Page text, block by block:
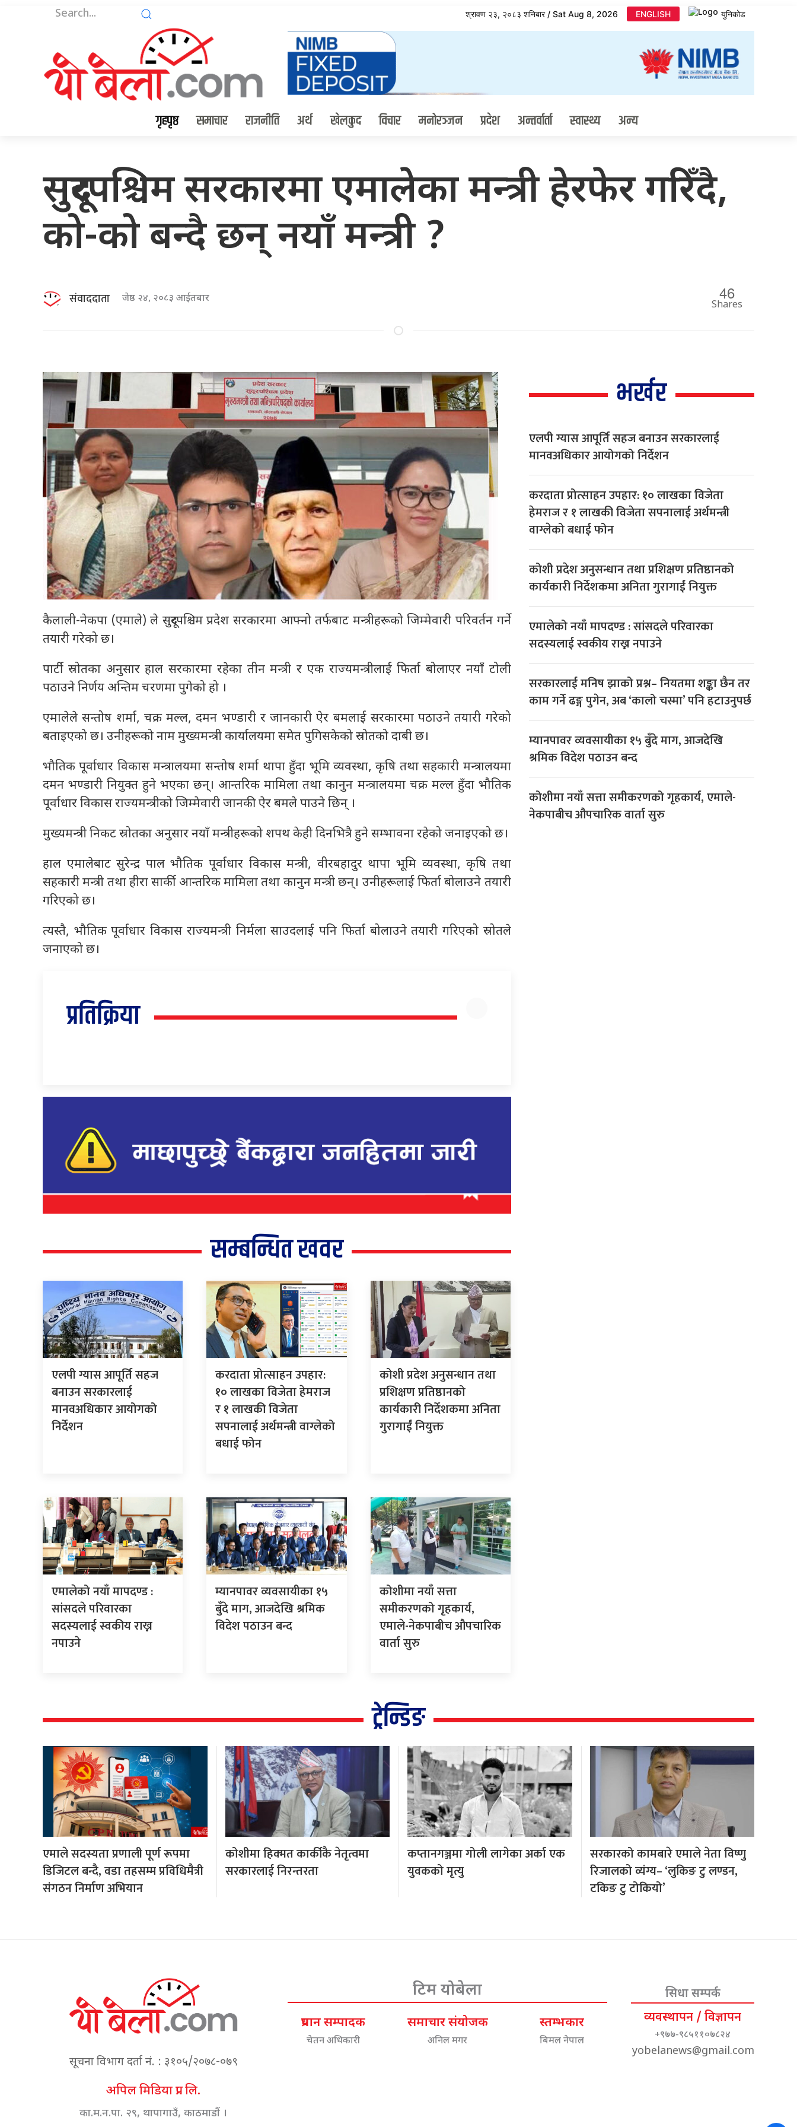
श्रावण २३, २०८३ शनिबार / Sat Aug 8, 2026 ENGLISH युनिकोड
गृहपृष्ठ समाचार राजनीति अर्थ खेलकुद विचार मनोरञ्जन प्रदेश अन्तर्वार्ता स्वास्थ्य अन्य
सुदूरपश्चिम सरकारमा एमालेका मन्त्री हेरफेर गरिँदै,
को-को बन्दै छन् नयाँ मन्त्री ?
संवाददाता जेष्ठ २४, २०८३ आईतबार 46
Shares
कैलाली-नेकपा (एमाले) ले सुदूरपश्चिम प्रदेश सरकारमा आफ्नो तर्फबाट मन्त्रीहरूको जिम्मेवारी परिवर्तन गर्ने
तयारी गरेको छ।
पार्टी स्रोतका अनुसार हाल सरकारमा रहेका तीन मन्त्री र एक राज्यमन्त्रीलाई फिर्ता बोलाएर नयाँ टोली
पठाउने निर्णय अन्तिम चरणमा पुगेको हो ।
एमालेले सन्तोष शर्मा, चक्र मल्ल, दमन भण्डारी र जानकारी ऐर बमलाई सरकारमा पठाउने तयारी गरेको
बताइएको छ। उनीहरूको नाम मुख्यमन्त्री कार्यालयमा समेत पुगिसकेको स्रोतको दाबी छ।
भौतिक पूर्वाधार विकास मन्त्रालयमा सन्तोष शर्मा थापा हुँदा भूमि व्यवस्था, कृषि तथा सहकारी मन्त्रालयमा
दमन भण्डारी नियुक्त हुने भएका छन्। आन्तरिक मामिला तथा कानुन मन्त्रालयमा चक्र मल्ल हुँदा भौतिक
पूर्वाधार विकास राज्यमन्त्रीको जिम्मेवारी जानकी ऐर बमले पाउने छिन् ।
मुख्यमन्त्री निकट स्रोतका अनुसार नयाँ मन्त्रीहरूको शपथ केही दिनभित्रै हुने सम्भावना रहेको जनाइएको छ।
हाल एमालेबाट सुरेन्द्र पाल भौतिक पूर्वाधार विकास मन्त्री, वीरबहादुर थापा भूमि व्यवस्था, कृषि तथा
सहकारी मन्त्री तथा हीरा सार्की आन्तरिक मामिला तथा कानुन मन्त्री छन्। उनीहरूलाई फिर्ता बोलाउने तयारी
गरिएको छ।
त्यस्तै, भौतिक पूर्वाधार विकास राज्यमन्त्री निर्मला साउदलाई पनि फिर्ता बोलाउने तयारी गरिएको स्रोतले
जनाएको छ।
प्रतिक्रिया
सम्बन्धित खवर
एलपी ग्यास आपूर्ति सहज
बनाउन सरकारलाई
मानवअधिकार आयोगको
निर्देशन
करदाता प्रोत्साहन उपहार:
१० लाखका विजेता हेमराज
र १ लाखकी विजेता
सपनालाई अर्थमन्त्री वाग्लेको
बधाई फोन
कोशी प्रदेश अनुसन्धान तथा
प्रशिक्षण प्रतिष्ठानको
कार्यकारी निर्देशकमा अनिता
गुरागाईं नियुक्त
एमालेको नयाँ मापदण्ड :
सांसदले परिवारका
सदस्यलाई स्वकीय राख्न
नपाउने
म्यानपावर व्यवसायीका १५
बुँदे माग, आजदेखि श्रमिक
विदेश पठाउन बन्द
कोशीमा नयाँ सत्ता
समीकरणको गृहकार्य,
एमाले-नेकपाबीच औपचारिक
वार्ता सुरु
भर्खर
एलपी ग्यास आपूर्ति सहज बनाउन सरकारलाई
मानवअधिकार आयोगको निर्देशन
करदाता प्रोत्साहन उपहार: १० लाखका विजेता
हेमराज र १ लाखकी विजेता सपनालाई अर्थमन्त्री
वाग्लेको बधाई फोन
कोशी प्रदेश अनुसन्धान तथा प्रशिक्षण प्रतिष्ठानको
कार्यकारी निर्देशकमा अनिता गुरागाईं नियुक्त
एमालेको नयाँ मापदण्ड : सांसदले परिवारका
सदस्यलाई स्वकीय राख्न नपाउने
सरकारलाई मनिष झाको प्रश्न– नियतमा शङ्का छैन तर
काम गर्ने ढङ्ग पुगेन, अब ‘कालो चस्मा’ पनि हटाउनुपर्छ
म्यानपावर व्यवसायीका १५ बुँदे माग, आजदेखि
श्रमिक विदेश पठाउन बन्द
कोशीमा नयाँ सत्ता समीकरणको गृहकार्य, एमाले-
नेकपाबीच औपचारिक वार्ता सुरु
ट्रेन्डिङ
एमाले सदस्यता प्रणाली पूर्ण रूपमा
डिजिटल बन्दै, वडा तहसम्म प्रविधिमैत्री
संगठन निर्माण अभियान
कोशीमा हिक्मत कार्कीकै नेतृत्वमा
सरकारलाई निरन्तरता
कप्तानगञ्जमा गोली लागेका अर्का एक
युवकको मृत्यु
सरकारको कामबारे एमाले नेता विष्णु
रिजालको व्यंग्य– ‘लुकिङ टु लण्डन,
टकिङ टु टोकियो’
सूचना विभाग दर्ता नं. : ३१०५/२०७८-०७९
अपिल मिडिया प्रा. लि.
का.म.न.पा. २९, थापागाउँ, काठमाडौं ।
टिम योबेला
प्रधान सम्पादक
चेतन अधिकारी
समाचार संयोजक
अनिल मगर
स्तम्भकार
बिमल नेपाल
सिधा सम्पर्क
व्यवस्थापन / विज्ञापन
+९७७-९८५११०७८२४
yobelanews@gmail.com